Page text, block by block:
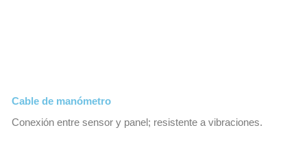
Cable de manómetro
Conexión entre sensor y panel; resistente a vibraciones.